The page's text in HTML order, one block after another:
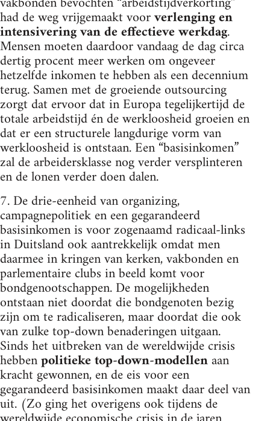
had de weg vrijgemaakt voorverlenging en
intensivering van de effectieve werkdag.
Mensen moeten daardoor vandaag de dag circa
dertig procent meer werken om ongeveer
hetzelfde inkomen te hebben als een decennium
terug. Samen met de groeiende outsourcing
zorgt dat ervoor dat in Europa tegelijkertijd de
totale arbeidstijd én de werkloosheid groeien en
dat er een structurele langdurige vorm van
werkloosheid is ontstaan. Een “basisinkomen”
zal de arbeidersklasse nog verder versplinteren
en de lonen verder doen dalen.
7. De drie-eenheid van organizing,
campagnepolitiek en een gegarandeerd
basisinkomen is voor zogenaamd radicaal-links
in Duitsland ook aantrekkelijk omdat men
daarmee in kringen van kerken, vakbonden en
parlementaire clubs in beeld komt voor
bondgenootschappen. De mogelijkheden
ontstaan niet doordat die bondgenoten bezig
zijn om te radicaliseren, maar doordat die ook
van zulke top-down benaderingen uitgaan.
Sinds het uitbreken van de wereldwijde crisis
hebbenpolitieke top-down-modellenaan
kracht gewonnen, en de eis voor een
gegarandeerd basisinkomen maakt daar deel van
uit. (Zo ging het overigens ook tijdens de